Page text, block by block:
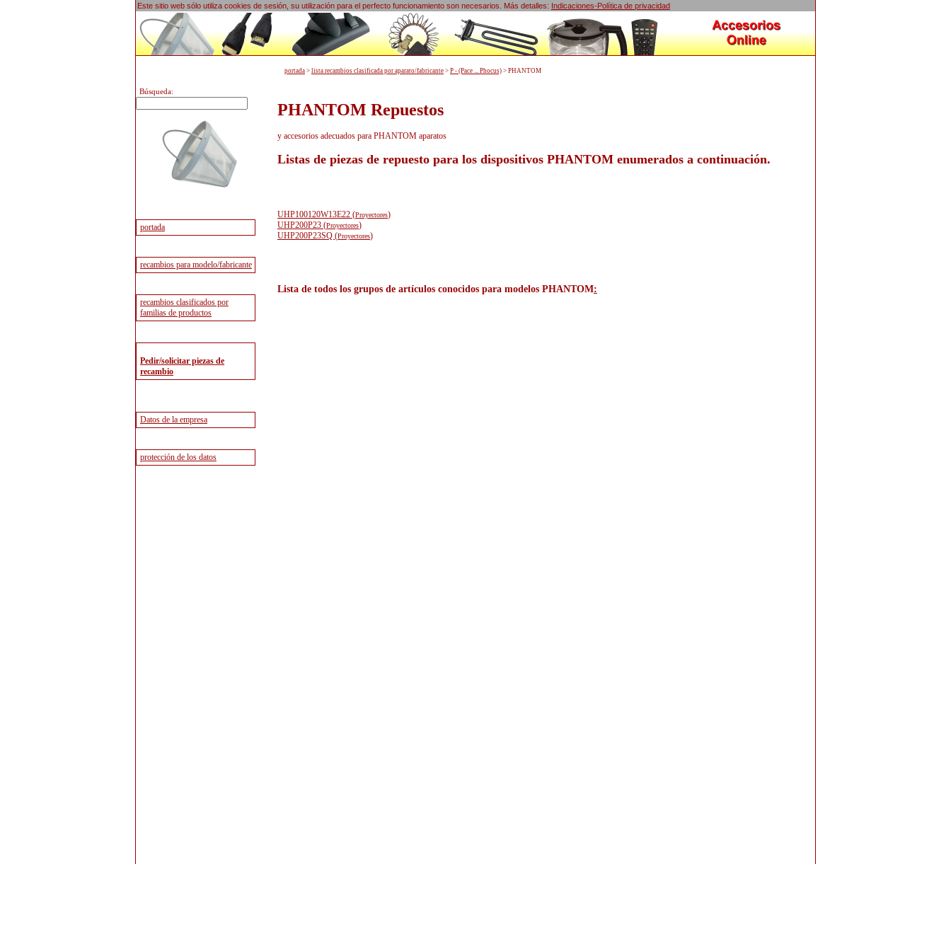
Este sitio web sólo utiliza cookies de sesión, su utilización para el perfecto funcionamiento son necesarios. Más detalles: Indicaciones-Política de privacidad
PHANTOM Repuestos
y accesorios adecuados para PHANTOM aparatos
Listas de piezas de repuesto para los dispositivos PHANTOM enumerados a continuación.
UHP100120W13E22 (Proyectores)
UHP200P23 (Proyectores)
UHP200P23SQ (Proyectores)
Lista de todos los grupos de artículos conocidos para modelos PHANTOM:
portada > lista recambios clasificada por aparato/fabricante > P - (Pace ... Phocus) > PHANTOM
Búsqueda: